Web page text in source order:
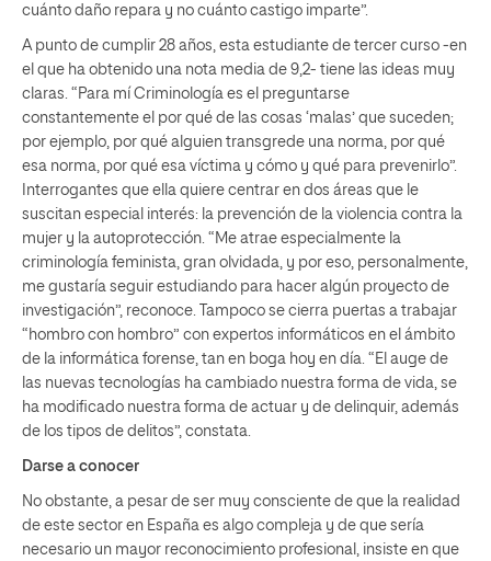
cuánto daño repara y no cuánto castigo imparte”.
A punto de cumplir 28 años, esta estudiante de tercer curso -en
el que ha obtenido una nota media de 9,2- tiene las ideas muy
claras. “Para mí Criminología es el preguntarse
constantemente el por qué de las cosas ‘malas’ que suceden;
por ejemplo, por qué alguien transgrede una norma, por qué
esa norma, por qué esa víctima y cómo y qué para prevenirlo”.
Interrogantes que ella quiere centrar en dos áreas que le
suscitan especial interés: la prevención de la violencia contra la
mujer y la autoprotección. “Me atrae especialmente la
criminología feminista, gran olvidada, y por eso, personalmente,
me gustaría seguir estudiando para hacer algún proyecto de
investigación”, reconoce. Tampoco se cierra puertas a trabajar
“hombro con hombro” con expertos informáticos en el ámbito
de la informática forense, tan en boga hoy en día. “El auge de
las nuevas tecnologías ha cambiado nuestra forma de vida, se
ha modificado nuestra forma de actuar y de delinquir, además
de los tipos de delitos”, constata.
Darse a conocer
No obstante, a pesar de ser muy consciente de que la realidad
de este sector en España es algo compleja y de que sería
necesario un mayor reconocimiento profesional, insiste en que